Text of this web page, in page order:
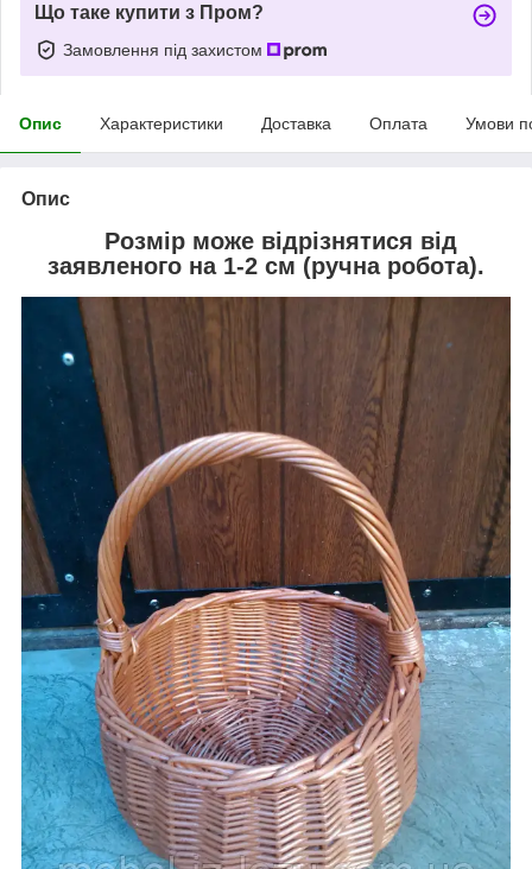
Що таке купити з Пром?
Замовлення під захистом
Опис Характеристики Доставка Оплата Умови
Опис
Розмір може відрізнятися від
заявленого на 1-2 см (ручна робота).